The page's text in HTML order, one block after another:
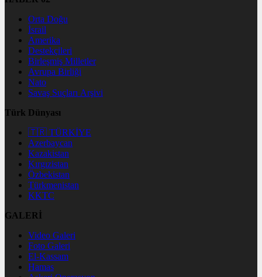
Orta Doğu
İsrail
Amerika
Destekçileri
Birleşmiş Milletler
Avrupa Birliği
Nato
Savaş Suçları Arşivi
Türk Dünyası
🇹🇷 TÜRKİYE
Azerbaycan
Kazakistan
Kırgızistan
Özbekistan
Türkmenistan
KKTC
GALERİ
Video Galeri
Foto Galeri
El-Kassam
Hamas